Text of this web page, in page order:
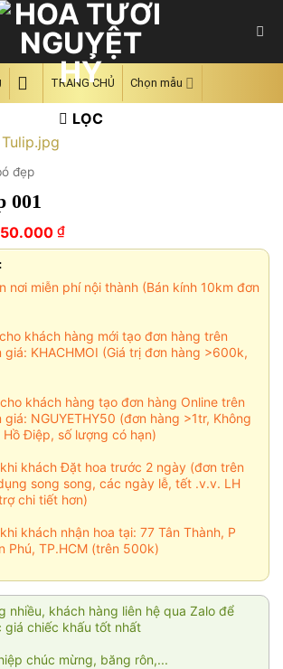
TRANG CHỦ Chọn mẫu
LỌC
đẹp
001
₫.
₫Giá
hiện
1.350.000 ₫.
nơi miễn phí nội thành (Bán kính 10km đơn
khách hàng mới tạo đơn hàng trên
KHACHMOI (Giá trị đơn hàng >600k,
khách hàng tạo đơn hàng Online trên
NGUYETHY50 (đơn hàng >1tr, Không
Điệp, số lượng có hạn)
khách Đặt hoa trước 2 ngày (đơn trên
song song, các ngày lễ, tết .v.v. LH
chi tiết hơn)
khách nhận hoa tại: 77 Tân Thành, P
Phú, TP.HCM (trên 500k)
nhiều, khách hàng liên hệ qua Zalo để
chiếc khấu tốt nhất
chúc mừng, băng rôn,...